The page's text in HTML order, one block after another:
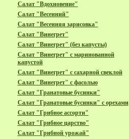
Салат "Вдохновение"
Салат "Весенний"
Салат "Весенняя зарисовка"
Салат "Винегрет"
Салат "Винегрет" (без капусты)
Салат "Винегрет" с маринованной
капустой
Салат "Винегрет" с сахарной свеклой
Салат "Винегрет" с фасолью
Салат "Гранатовые бусинки"
Салат "Гранатовые бусинки" с орехами
Салат "Грибное ассорти"
Салат "Грибное царство"
Салат "Грибной урожай"